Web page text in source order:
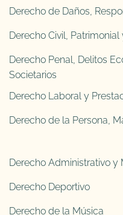
Derecho de Daños,
Derecho Civil,
Derecho Penal, Delitos
Societarios
Derecho Laboral y
Derecho de la Persona,
Derecho Administrativo y
Derecho Deportivo
Derecho de la Música